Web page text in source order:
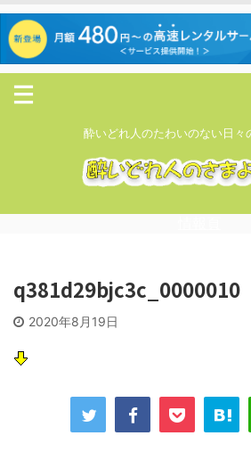
酔いどれ人のたわいのない日々
q381d29bjc3c_0000010
2020年8月19日